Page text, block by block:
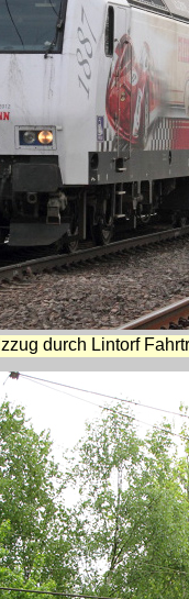
durch Lintorf